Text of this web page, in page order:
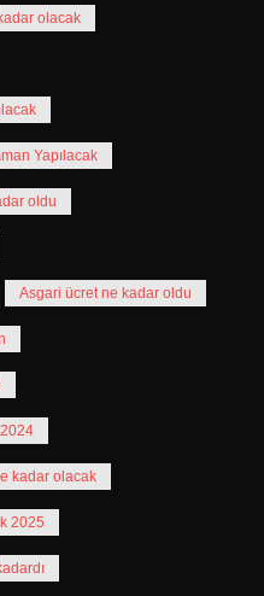
olacak
Yapılacak
oldu
Asgari ücret ne kadar oldu
kadar olacak
2025